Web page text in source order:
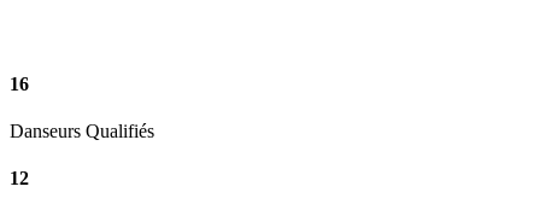
16
Danseurs Qualifiés
12